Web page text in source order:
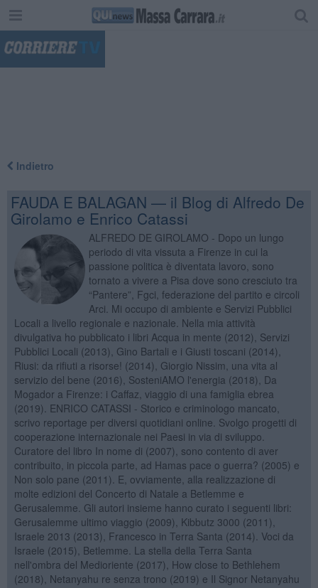
Indietro
FAUDA E BALAGAN — il Blog di Alfredo De
Girolamo e Enrico Catassi
ALFREDO DE GIROLAMO - Dopo un lungo
periodo di vita vissuta a Firenze in cui la
passione politica è diventata lavoro, sono
tornato a vivere a Pisa dove sono cresciuto tra
“Pantere”, Fgci, federazione del partito e circoli
Arci. Mi occupo di ambiente e Servizi Pubblici
Locali a livello regionale e nazionale. Nella mia attività
divulgativa ho pubblicato i libri Acqua in mente (2012), Servizi
Pubblici Locali (2013), Gino Bartali e i Giusti toscani (2014),
Riusi: da rifiuti a risorse! (2014), Giorgio Nissim, una vita al
servizio del bene (2016), SosteniAMO l'energia (2018), Da
Mogador a Firenze: i Caffaz, viaggio di una famiglia ebrea
(2019). ENRICO CATASSI - Storico e criminologo mancato,
scrivo reportage per diversi quotidiani online. Svolgo progetti di
cooperazione internazionale nei Paesi in via di sviluppo.
Curatore del libro In nome di (2007), sono contento di aver
contribuito, in piccola parte, ad Hamas pace o guerra? (2005) e
Non solo pane (2011). E, ovviamente, alla realizzazione di
molte edizioni del Concerto di Natale a Betlemme e
Gerusalemme. Gli autori insieme hanno curato i seguenti libri:
Gerusalemme ultimo viaggio (2009), Kibbutz 3000 (2011),
Israele 2013 (2013), Francesco in Terra Santa (2014). Voci da
Israele (2015), Betlemme. La stella della Terra Santa
nell'ombra del Medioriente (2017), How close to Bethlehem
(2018), Netanyahu re senza trono (2019) e Il Signor Netanyahu